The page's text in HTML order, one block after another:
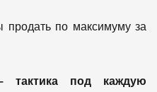
продать по максимуму за
тактика под каждую